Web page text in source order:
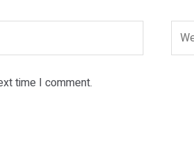
time I comment.